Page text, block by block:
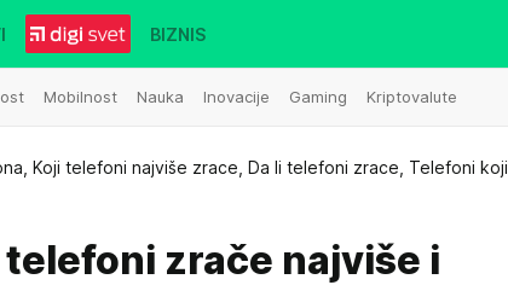
Mobilnost Nauka Inovacije Gaming Kriptovalute
BIZNIS
Koji telefoni najviše zrace, Da li telefoni zrace, Telefoni koji
zrače najviše i